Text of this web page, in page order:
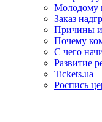
Молодому
Заказ
Причины
Почему
С чего
Развитие
Tickets.ua
Роспись